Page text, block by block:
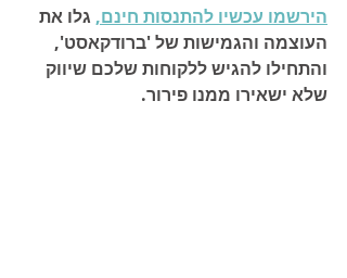
הירשמו עכשיו להתנסות חינם, גלו את
העוצמה והגמישות של 'ברודקאסט',
והתחילו להגיש ללקוחות שלכם שיווק
שלא ישאירו ממנו פירור.